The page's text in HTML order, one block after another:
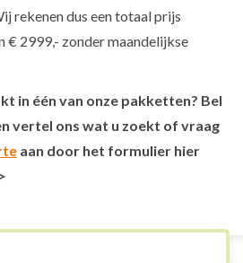
rekenen dus een totaal prijs
€ 2999,- zonder maandelijkse
in één van onze pakketten? Bel
vertel ons wat u zoekt of vraag
aan door het formulier hier